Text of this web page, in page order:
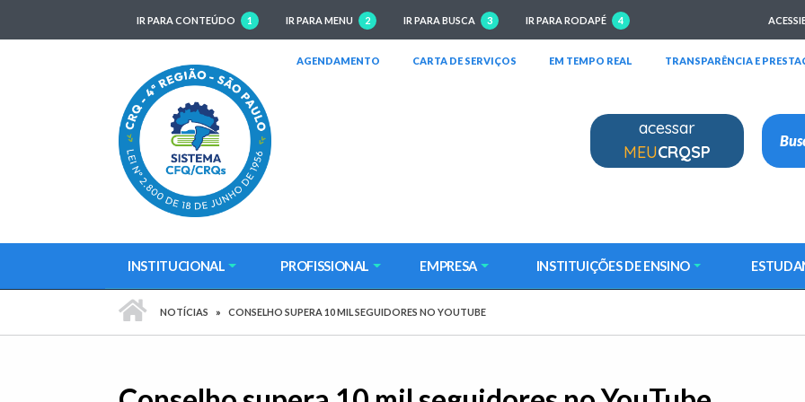
IR PARA CONTEÚDO 1 IR PARA MENU 2 IR PARA BUSCA 3 IR PARA RODAPÉ 4
AGENDAMENTO (ABRIRÁ EM NOVA JANELA)
CARTA DE SERVIÇOS (ABRIRÁ EM NOVA JANELA)
EM TEMPO REAL (ABRIRÁ EM NOVA JANELA)
TRANSPARÊNCIA E
acessar
MEUCRQSP
INSTITUCIONAL PROFISSIONAL EMPRESA INSTITUIÇÕES DE ENSINO
PÁGINA INICIAL
NOTÍCIAS CONSELHO SUPERA 10 MIL SEGUIDORES NO YOUTUBE